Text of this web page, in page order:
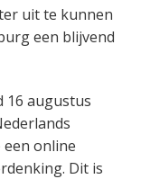
uit te kunnen
een blijvend
16 augustus
online
Dit is